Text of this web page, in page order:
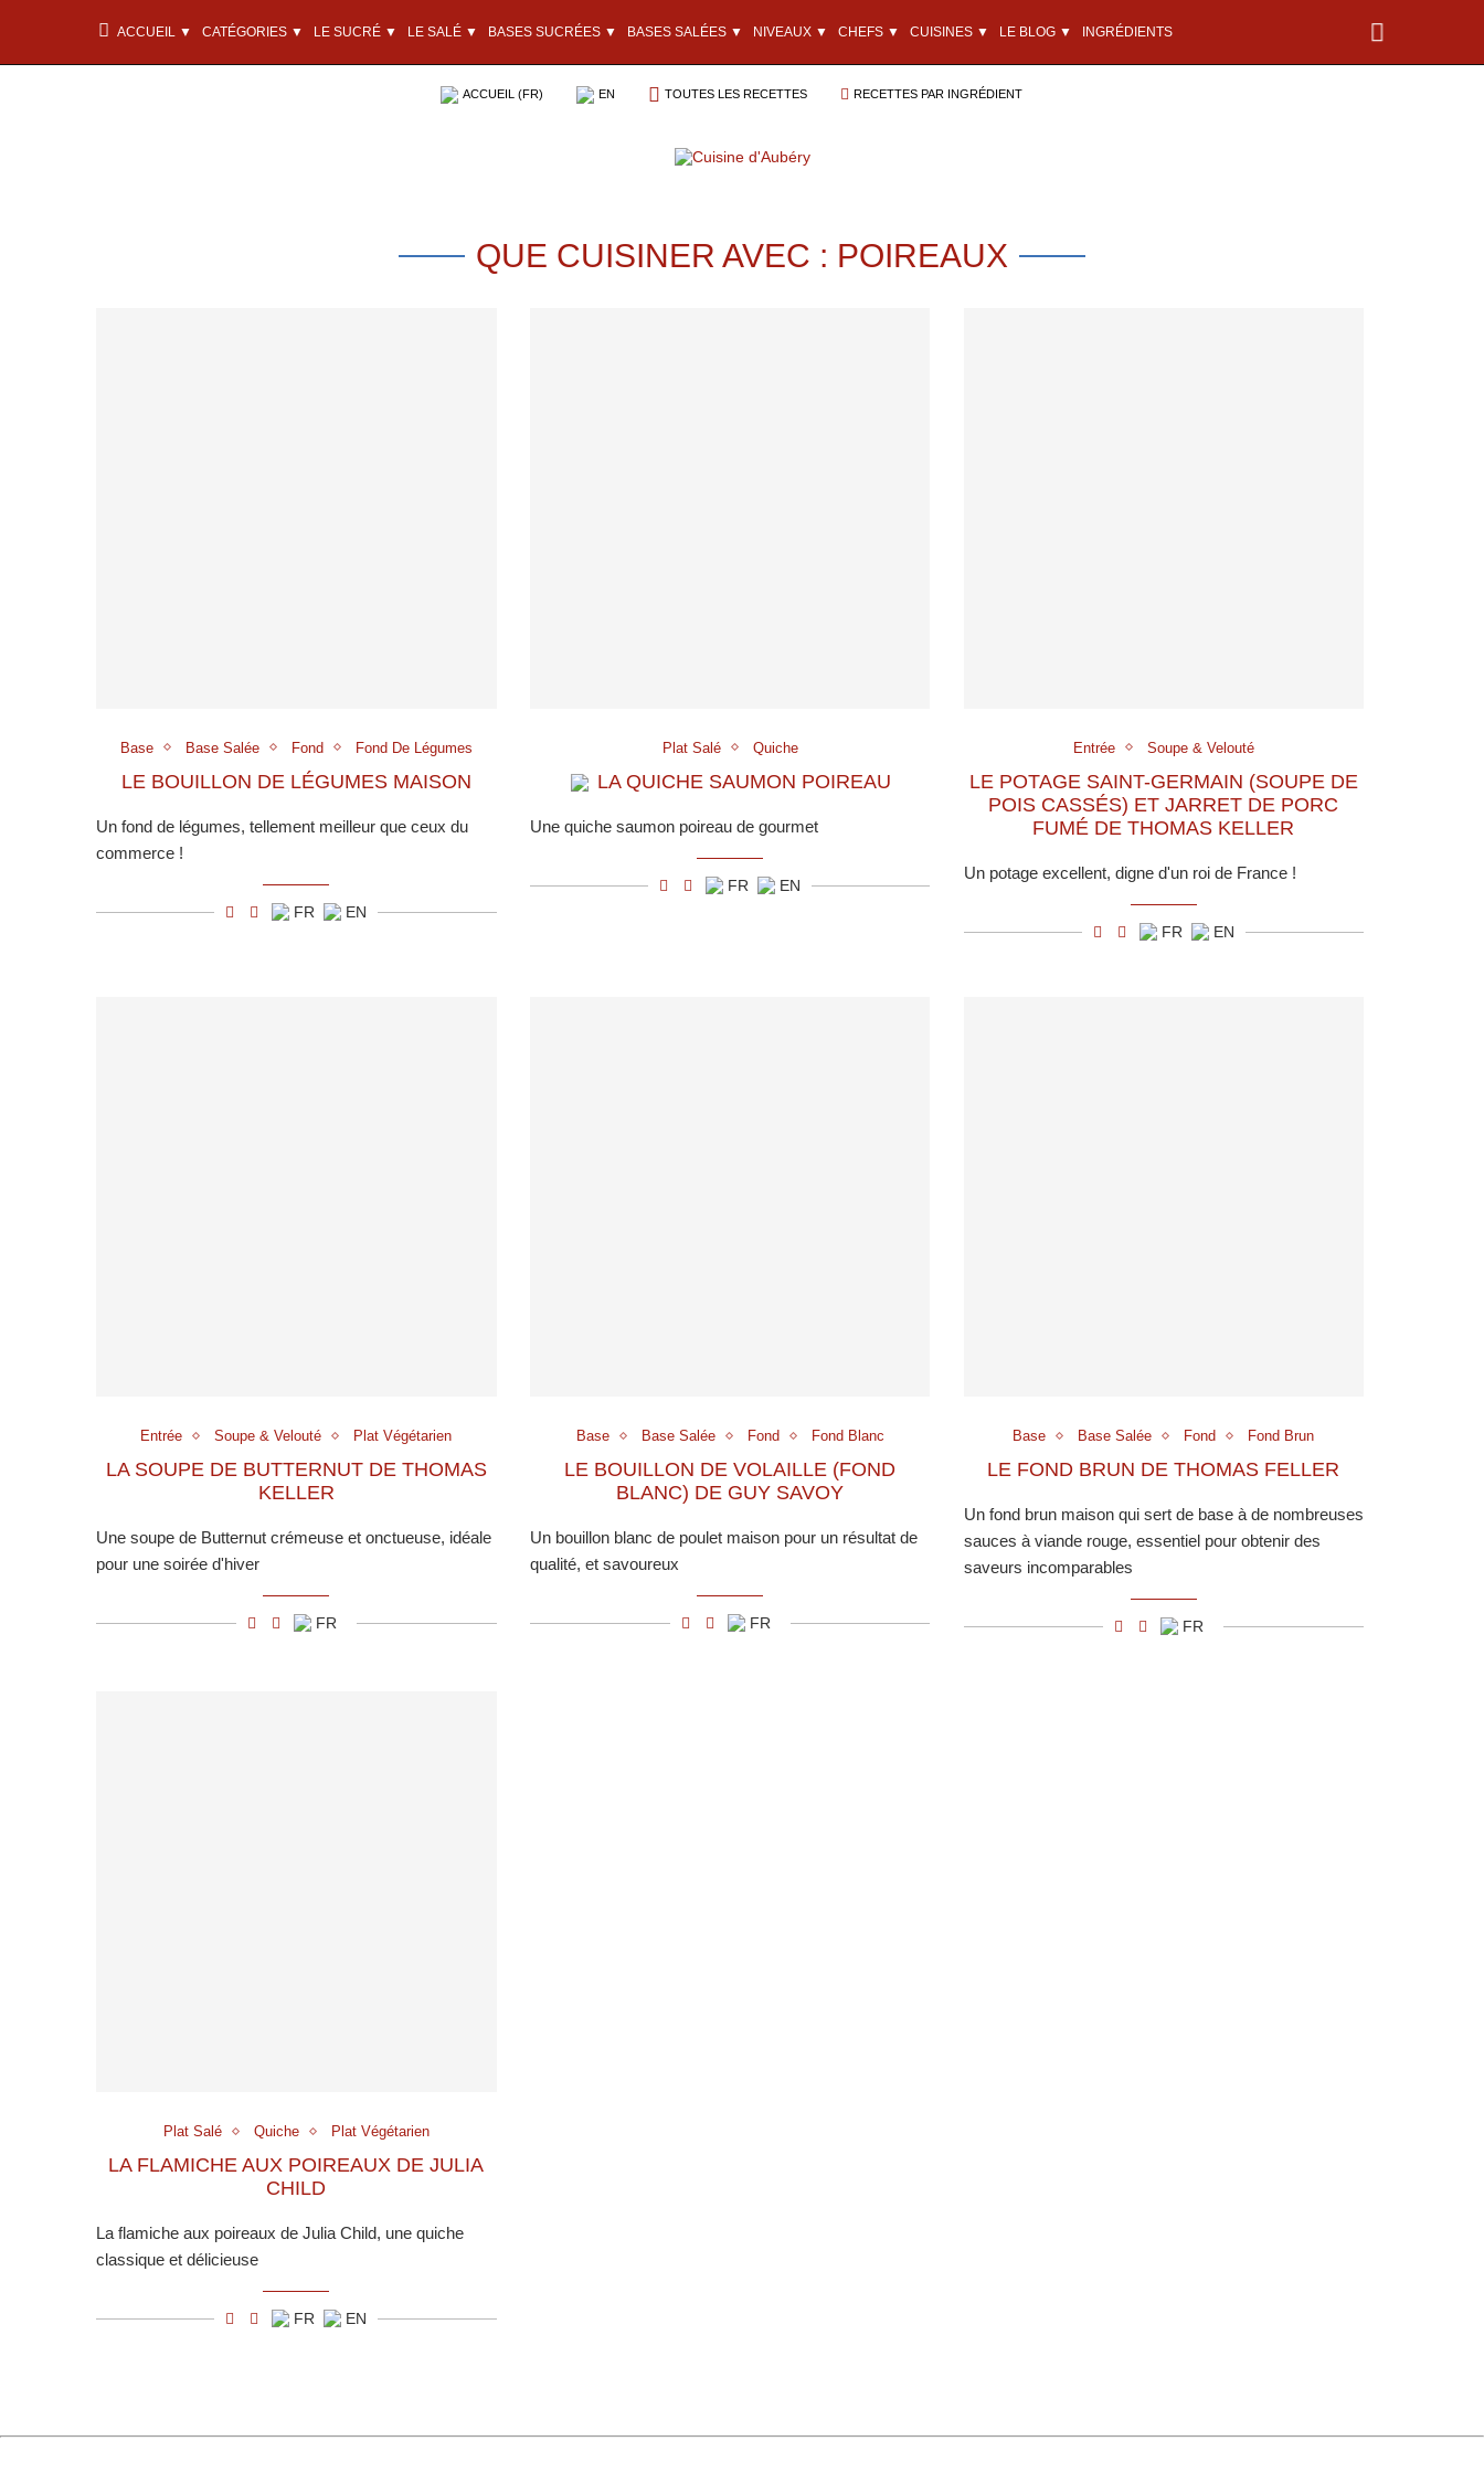
ACCUEIL ▼ CATÉGORIES ▼ LE SUCRÉ ▼ LE SALÉ ▼ BASES SUCRÉES ▼ BASES SALÉES ▼ NIVEAUX ▼ CHEFS ▼ CUISINES ▼ LE BLOG ▼ INGRÉDIENTS
ACCUEIL (FR) EN TOUTES LES RECETTES RECETTES PAR INGRÉDIENT
QUE CUISINER AVEC : POIREAUX
Base Base Salée Fond Fond De Légumes
LE BOUILLON DE LÉGUMES MAISON
Un fond de légumes, tellement meilleur que ceux du
commerce !
FR EN
Plat Salé Quiche
LA QUICHE SAUMON POIREAU
Une quiche saumon poireau de gourmet
FR EN
Entrée Soupe & Velouté
LE POTAGE SAINT-GERMAIN (SOUPE DE
POIS CASSÉS) ET JARRET DE PORC
FUMÉ DE THOMAS KELLER
Un potage excellent, digne d'un roi de France !
FR EN
Entrée Soupe & Velouté Plat Végétarien
LA SOUPE DE BUTTERNUT DE THOMAS
KELLER
Une soupe de Butternut crémeuse et onctueuse, idéale
pour une soirée d'hiver
FR
Base Base Salée Fond Fond Blanc
LE BOUILLON DE VOLAILLE (FOND
BLANC) DE GUY SAVOY
Un bouillon blanc de poulet maison pour un résultat de
qualité, et savoureux
FR
Base Base Salée Fond Fond Brun
LE FOND BRUN DE THOMAS FELLER
Un fond brun maison qui sert de base à de nombreuses
sauces à viande rouge, essentiel pour obtenir des
saveurs incomparables
FR
Plat Salé Quiche Plat Végétarien
LA FLAMICHE AUX POIREAUX DE JULIA
CHILD
La flamiche aux poireaux de Julia Child, une quiche
classique et délicieuse
FR EN